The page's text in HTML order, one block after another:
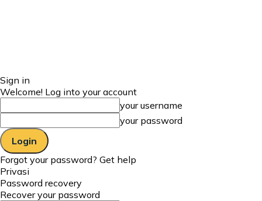
Sign in
Welcome! Log into your account
your username
your password
Forgot your password? Get help
Privasi
Password recovery
Recover your password